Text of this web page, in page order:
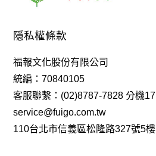
隱私權條款
福報文化股份有限公司
統編：70840105
客服聯繫：(02)8787-7828 分機17
service@fuigo.com.tw
110台北市信義區松隆路327號5樓